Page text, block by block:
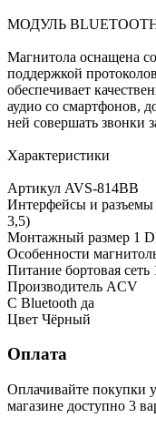
МОДУЛЬ
Магнитола оснащена
поддержкой
обеспечивает
аудио со смартфонов,
ней совершать звонки
Характеристики
Артикул AVS-814BB
Интерфейсы и
3,5)
Монтажный размер 1
Особенности
Питание бортовая сеть
Производитель ACV
С Bluetooth да
Цвет Чёрный
Оплата
Оплачивайте покупки
магазине доступно 3